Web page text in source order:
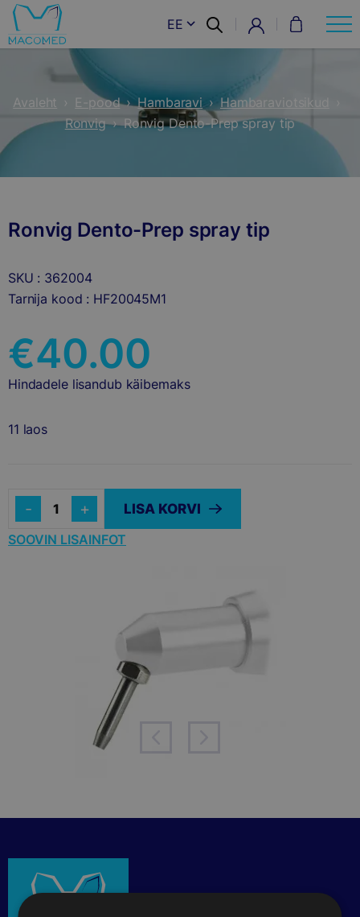
EE
Avaleht › E-pood › Hambaravi › Hambaraviotsikud ›
Ronvig › Ronvig Dento-Prep spray tip
Ronvig Dento-Prep spray tip
SKU : 362004
Tarnija kood : HF20045M1
€40.00
Hindadele lisandub käibemaks
11 laos
Quantity
LISA KORVI
SOOVIN LISAINFOT